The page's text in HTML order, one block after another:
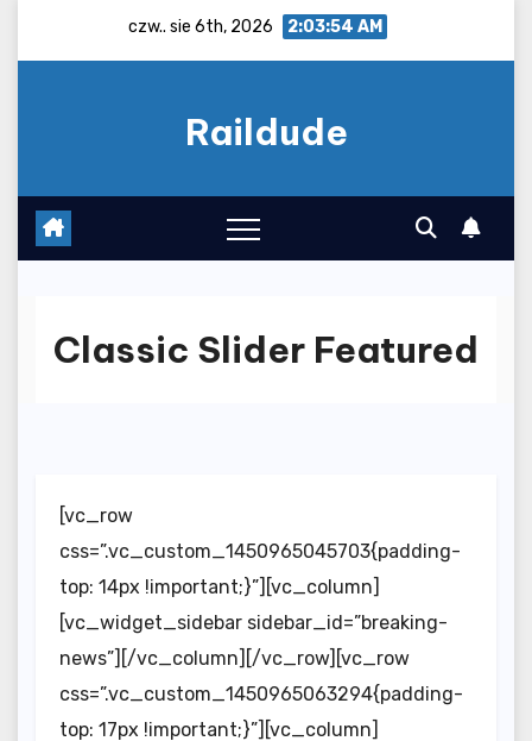
czw.. sie 6th, 2026 2:03:55 AM
Raildude
Classic Slider Featured
[vc_row
css=”.vc_custom_1450965045703{padding-
top: 14px !important;}”][vc_column]
[vc_widget_sidebar sidebar_id=”breaking-
news”][/vc_column][/vc_row][vc_row
css=”.vc_custom_1450965063294{padding-
top: 17px !important;}”][vc_column]